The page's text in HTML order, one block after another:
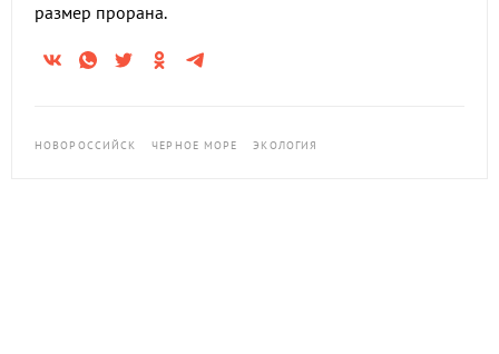
размер прорана.
НОВОРОССИЙСК ЧЕРНОЕ МОРЕ ЭКОЛОГИЯ